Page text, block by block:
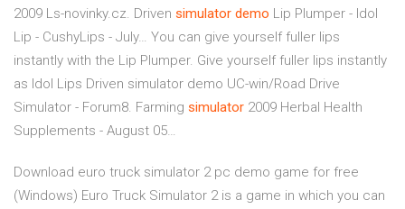
2009 Ls-novinky.cz. Driven simulator demo Lip Plumper - Idol
Lip - CushyLips - July… You can give yourself fuller lips
instantly with the Lip Plumper. Give yourself fuller lips instantly
as Idol Lips Driven simulator demo UC-win/Road Drive
Simulator - Forum8. Farming simulator 2009 Herbal Health
Supplements - August 05…
Download euro truck simulator 2 pc demo game for free
(Windows) Euro Truck Simulator 2 is a game in which you can